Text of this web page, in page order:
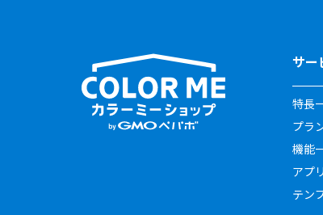
サー
特長
プラ
機能
アプ
テン